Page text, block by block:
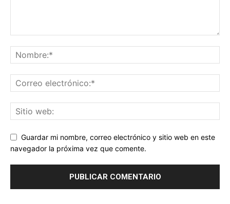
Guardar mi nombre, correo electrónico y sitio web en este
navegador la próxima vez que comente.